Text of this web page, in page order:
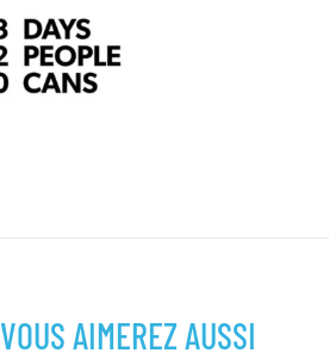
VOUS AIMEREZ AUSSI